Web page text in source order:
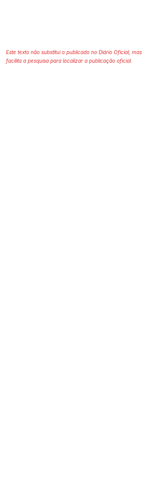
Este texto não substitui o publicado no Diário Oficial, mas
facilita a pesquisa para localizar a publicação oficial.